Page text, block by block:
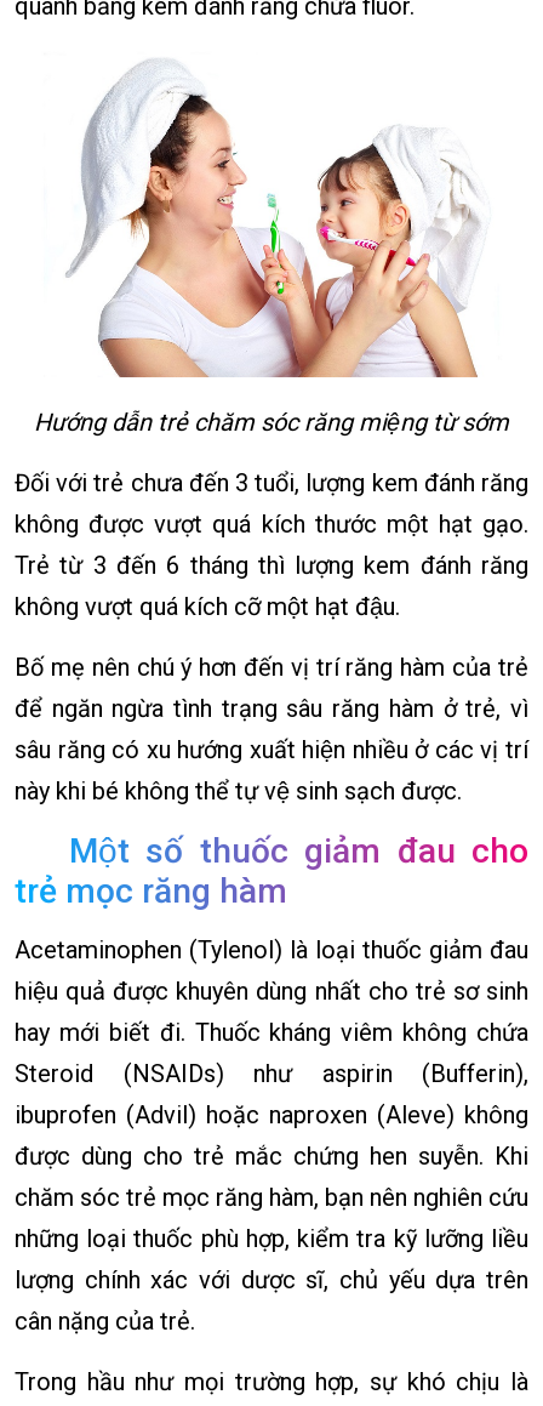
quanh bằng kem đánh răng chứa fluor.
Hướng dẫn trẻ chăm sóc răng miệng từ sớm
Đối với trẻ chưa đến 3 tuổi, lượng kem đánh răng
không được vượt quá kích thước một hạt gạo.
Trẻ từ 3 đến 6 tháng thì lượng kem đánh răng
không vượt quá kích cỡ một hạt đậu.
Bố mẹ nên chú ý hơn đến vị trí răng hàm của trẻ
để ngăn ngừa tình trạng sâu răng hàm ở trẻ, vì
sâu răng có xu hướng xuất hiện nhiều ở các vị trí
này khi bé không thể tự vệ sinh sạch được.
Một số thuốc giảm đau cho
trẻ mọc răng hàm
Acetaminophen (Tylenol) là loại thuốc giảm đau
hiệu quả được khuyên dùng nhất cho trẻ sơ sinh
hay mới biết đi. Thuốc kháng viêm không chứa
Steroid (NSAIDs) như aspirin (Bufferin),
ibuprofen (Advil) hoặc naproxen (Aleve) không
được dùng cho trẻ mắc chứng hen suyễn. Khi
chăm sóc trẻ mọc răng hàm, bạn nên nghiên cứu
những loại thuốc phù hợp, kiểm tra kỹ lưỡng liều
lượng chính xác với dược sĩ, chủ yếu dựa trên
cân nặng của trẻ.
Trong hầu như mọi trường hợp, sự khó chịu là